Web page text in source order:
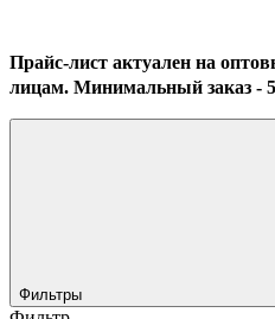
Прайс-лист актуален на
лицам. Минимальный заказ -
Фильтры